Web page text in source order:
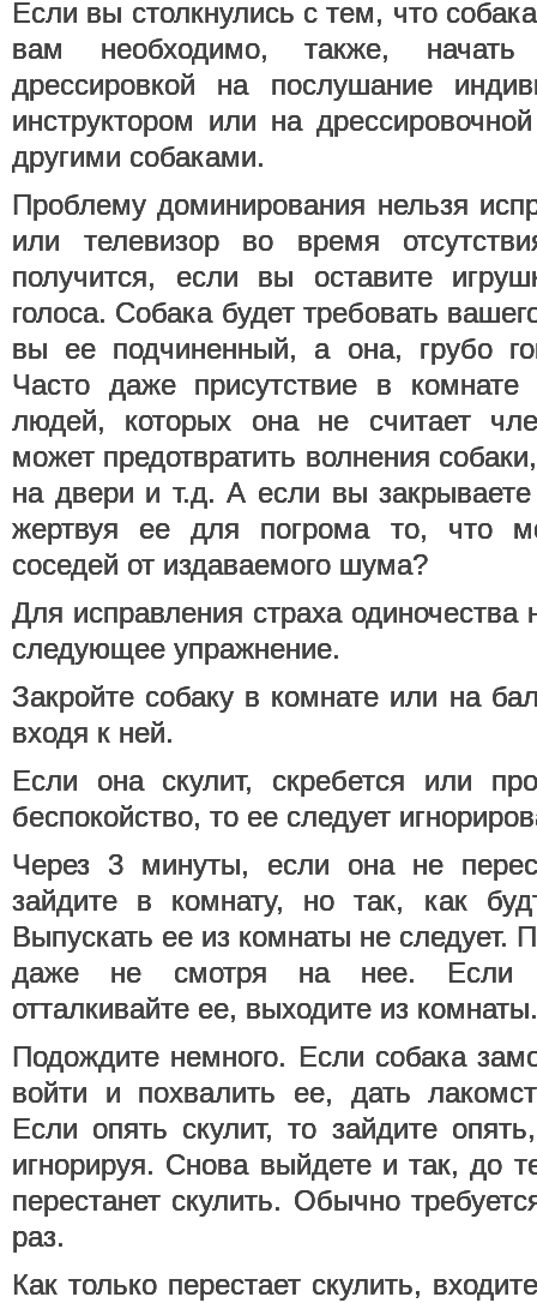
Если вы столкнулись с тем, что
вам необходимо, также,
дрессировкой на послушание
инструктором или на
другими собаками.
Проблему доминирования нельзя
или телевизор во время
получится, если вы оставите
голоса. Собака будет требовать
вы ее подчиненный, а она, грубо
Часто даже присутствие в
людей, которых она не считает
может предотвратить волнения
на двери и т.д. А если вы
жертвуя ее для погрома то, что
соседей от издаваемого шума?
Для исправления страха
следующее упражнение.
Закройте собаку в комнате или на
входя к ней.
Если она скулит, скребется или
беспокойство, то ее следует
Через 3 минуты, если она не
зайдите в комнату, но так, как
Выпускать ее из комнаты не следует.
даже не смотря на нее. Если
отталкивайте ее, выходите из комнаты.
Подождите немного. Если собака
войти и похвалить ее, дать
Если опять скулит, то зайдите
игнорируя. Снова выйдете и так, до
перестанет скулить. Обычно
раз.
Как только перестает скулить,